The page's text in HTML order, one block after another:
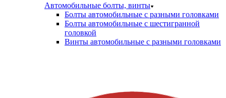
Автомобильные болты, винты
Болты автомобильные с разными головками
Болты автомобильные с шестигранной
головкой
Винты автомобильные с разными головками